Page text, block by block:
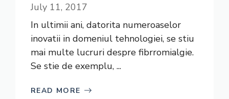
July 11, 2017
In ultimii ani, datorita numeroaselor
inovatii in domeniul tehnologiei, se stiu
mai multe lucruri despre fibrromialgie.
Se stie de exemplu, ...
READ MORE